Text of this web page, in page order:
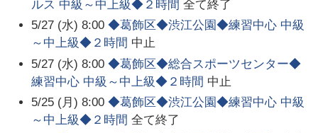
ルス 中級～中上級◆２時間 全て終了
5/27 (水) 8:00 ◆葛飾区◆渋江公園◆練習中心 中級
～中上級◆２時間 中止
5/27 (水) 8:00 ◆葛飾区◆総合スポーツセンター◆
練習中心 中級～中上級◆２時間 中止
5/25 (月) 8:00 ◆葛飾区◆渋江公園◆練習中心 中級
～中上級◆２時間 全て終了